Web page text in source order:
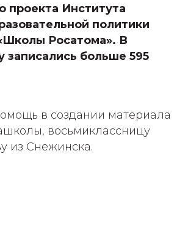
проекта Института
политики
Росатома». В
записались больше 595
в создании материала
восьмиклассницу
из Снежинска.